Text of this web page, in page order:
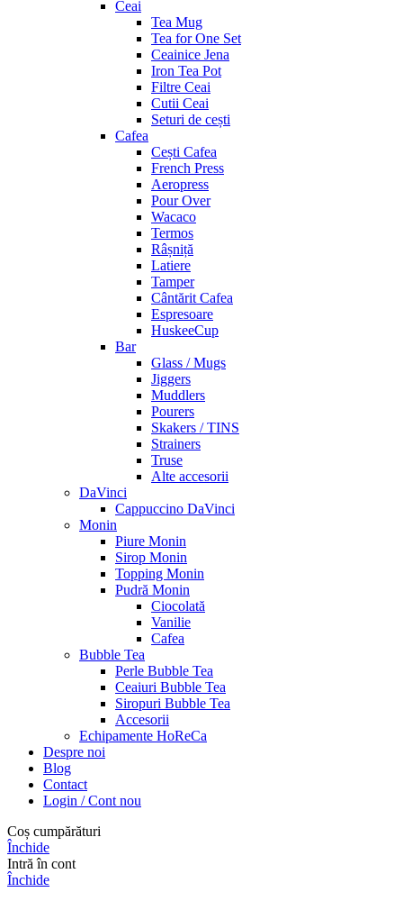
Ceai
Tea Mug
Tea for One Set
Ceainice Jena
Iron Tea Pot
Filtre Ceai
Cutii Ceai
Seturi de cești
Cafea
Cești Cafea
French Press
Aeropress
Pour Over
Wacaco
Termos
Râșniță
Latiere
Tamper
Cântărit Cafea
Espresoare
HuskeeCup
Bar
Glass / Mugs
Jiggers
Muddlers
Pourers
Skakers / TINS
Strainers
Truse
Alte accesorii
DaVinci
Cappuccino DaVinci
Monin
Piure Monin
Sirop Monin
Topping Monin
Pudră Monin
Ciocolată
Vanilie
Cafea
Bubble Tea
Perle Bubble Tea
Ceaiuri Bubble Tea
Siropuri Bubble Tea
Accesorii
Echipamente HoReCa
Despre noi
Blog
Contact
Login / Cont nou
Coș cumpărături
Închide
Intră în cont
Închide